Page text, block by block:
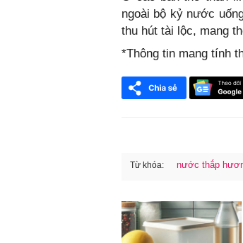
ngoài bộ kỷ nước
thu hút tài lộc, mang
*Thông tin mang tính
Từ khóa: nước thắp